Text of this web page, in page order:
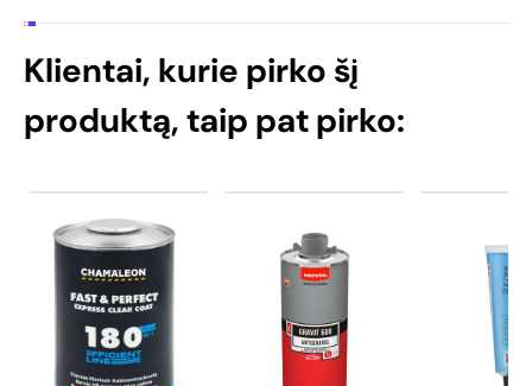
Klientai, kurie pirko šį
produktą, taip pat pirko: